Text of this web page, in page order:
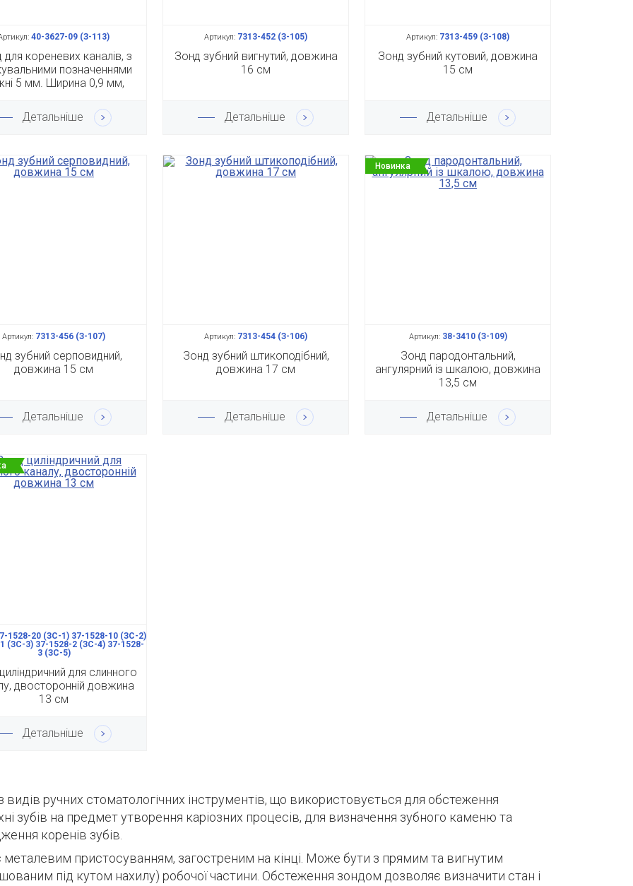
40-3627-09 (З-113)
для кореневих каналів, з
позначеннями
5 мм. Ширина 0,9 мм,
Детальніше
Артикул: 7313-452 (З-105)
Зонд зубний вигнутий, довжина
16 см
Детальніше
Артикул: 7313-459 (З-108)
Зонд зубний кутовий, довжина
15 см
Детальніше
Артикул: 7313-456 (З-107)
зубний серповидний,
довжина 15 см
Детальніше
Артикул: 7313-454 (З-106)
Зонд зубний штикоподібний,
довжина 17 см
Детальніше
Новинка
Артикул:38-3410 (З-109)
Зонд пародонтальний,
ангулярний із шкалою, довжина
13,5 см
Детальніше
1528-20 (ЗС-1) 37-1528-10 (ЗС-2)
(ЗС-3) 37-1528-2 (ЗС-4) 37-1528-
3 (ЗС-5)
для слинного
двосторонній довжина
13 см
Детальніше
видів ручних стоматологічних інструментів, що використовується для обстеження
зубів на предмет утворення каріозних процесів, для визначення зубного каменю та
коренів зубів.
пристосуванням, загостреним на кінці. Може бути з прямим та вигнутим
під кутом нахилу) робочої частини. Обстеження зондом дозволяє визначити стан і